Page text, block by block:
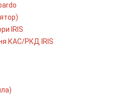
IRIS
КАС/РКД IRIS